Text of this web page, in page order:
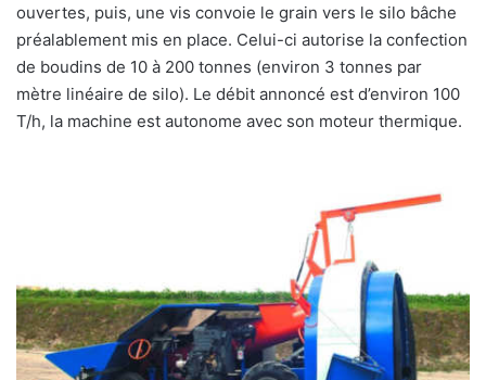
ouvertes, puis, une vis convoie le grain vers le silo bâche
préalablement mis en place. Celui-ci autorise la confection
de boudins de 10 à 200 tonnes (environ 3 tonnes par
mètre linéaire de silo). Le débit annoncé est d’environ 100
T/h, la machine est autonome avec son moteur thermique.